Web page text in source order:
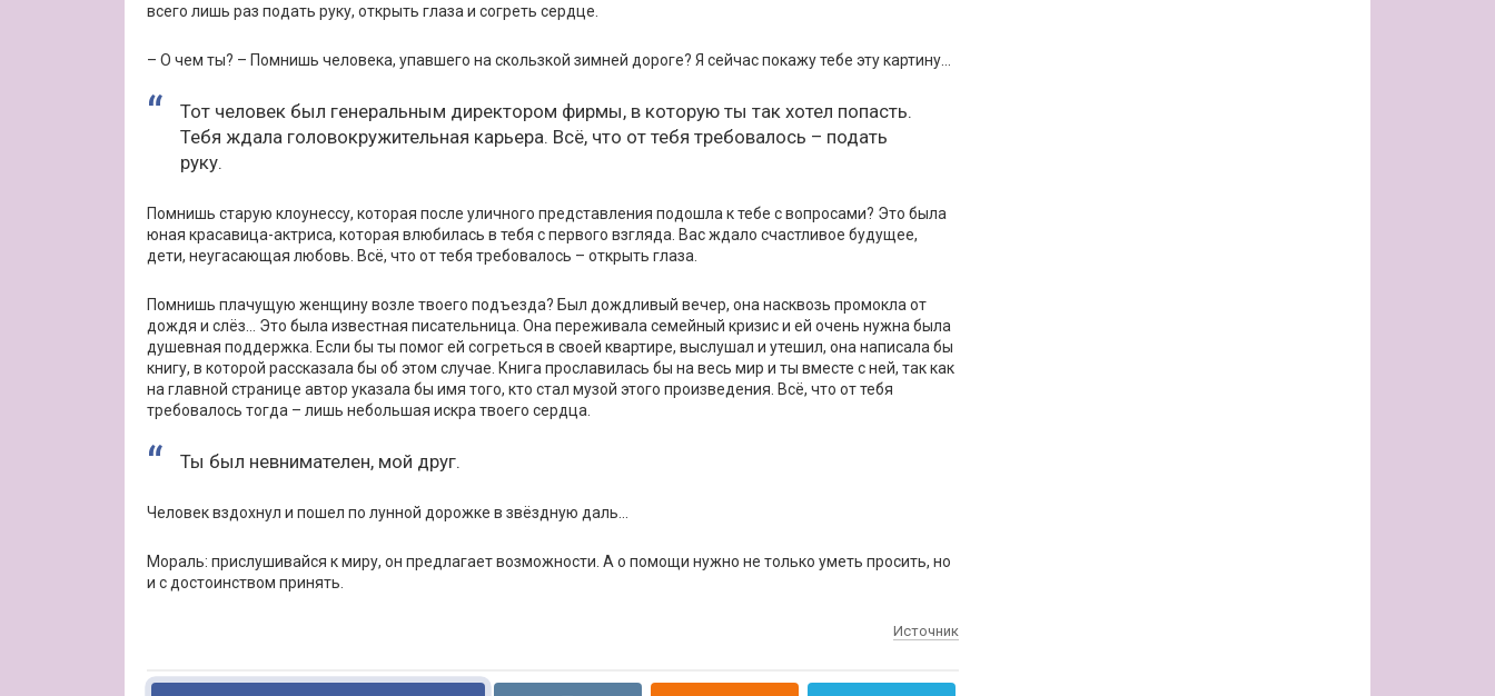
всего лишь раз подать руку, открыть глаза и согреть сердце.
– О чем ты? – Помнишь человека, упавшего на скользкой зимней дороге? Я сейчас покажу тебе эту картину…
Тот человек был генеральным директором фирмы, в которую ты так хотел попасть.
Тебя ждала головокружительная карьера. Всё, что от тебя требовалось – подать
руку.
Помнишь старую клоунессу, которая после уличного представления подошла к тебе с вопросами? Это была
юная красавица-актриса, которая влюбилась в тебя с первого взгляда. Вас ждало счастливое будущее,
дети, неугасающая любовь. Всё, что от тебя требовалось – открыть глаза.
Помнишь плачущую женщину возле твоего подъезда? Был дождливый вечер, она насквозь промокла от
дождя и слёз… Это была известная писательница. Она переживала семейный кризис и ей очень нужна была
душевная поддержка. Если бы ты помог ей согреться в своей квартире, выслушал и утешил, она написала бы
книгу, в которой рассказала бы об этом случае. Книга прославилась бы на весь мир и ты вместе с ней, так как
на главной странице автор указала бы имя того, кто стал музой этого произведения. Всё, что от тебя
требовалось тогда – лишь небольшая искра твоего сердца.
Ты был невнимателен, мой друг.
Человек вздохнул и пошел по лунной дорожке в звёздную даль…
Мораль: прислушивайся к миру, он предлагает возможности. А о помощи нужно не только уметь просить, но
и с достоинством принять.
Источник